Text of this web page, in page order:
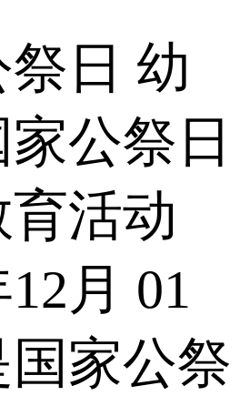
日 幼
公祭日
活动
月 01
家公祭